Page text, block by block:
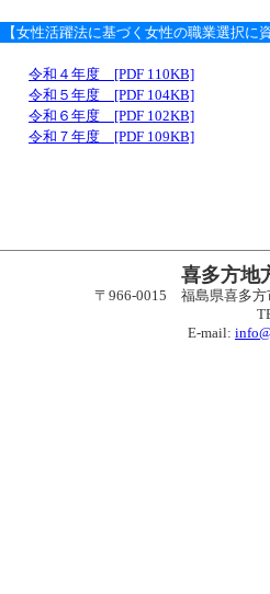
【女性活躍法に基づく女性の職業選択に
令和４年度 [PDF 110KB]
令和５年度 [PDF 104KB]
令和６年度 [PDF 102KB]
令和７年度 [PDF 109KB]
喜多方地
〒966-0015 福島県喜多方
E-mail: